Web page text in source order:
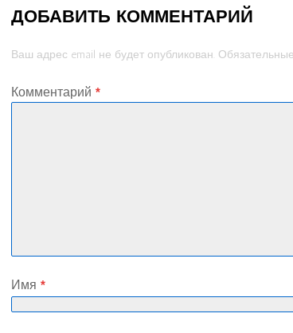
ДОБАВИТЬ КОММЕНТАРИЙ
Ваш адрес email не будет опубликован.
Комментарий*
Имя*